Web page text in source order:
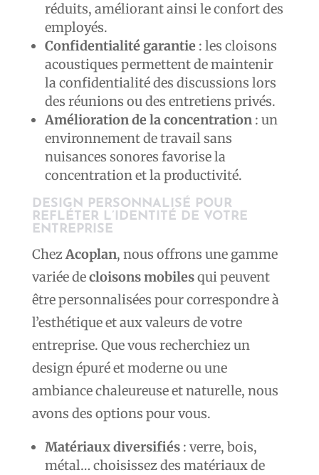
réduits, améliorant ainsi le confort des
employés.
Confidentialité garantie : les cloisons
acoustiques permettent de maintenir
la confidentialité des discussions lors
des réunions ou des entretiens privés.
Amélioration de la concentration: un
environnement de travail sans
nuisances sonores favorise la
concentration et la productivité.
DESIGN PERSONNALISÉ POUR
REFLÉTER L’IDENTITÉ DE VOTRE
ENTREPRISE
ChezAcoplan, nous offrons une gamme
variée decloisons mobilesqui peuvent
être personnalisées pour correspondre à
l’esthétique et aux valeurs de votre
entreprise. Que vous recherchiez un
design épuré et moderne ou une
ambiance chaleureuse et naturelle, nous
avons des options pour vous.
Matériaux diversifiés: verre, bois,
métal… choisissez des matériaux de